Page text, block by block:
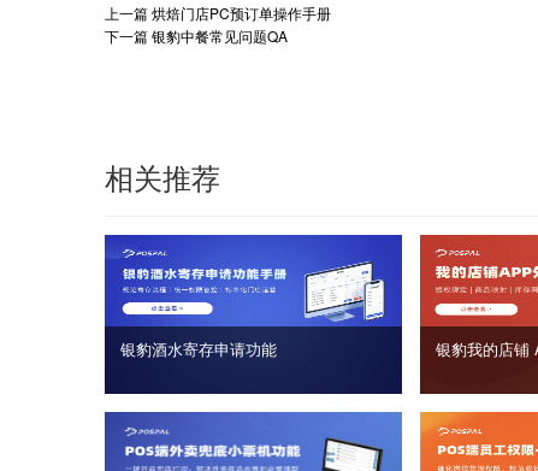
上一篇烘焙门店PC预订单操作手册
下一篇银豹中餐常见问题QA
相关推荐
银豹酒水寄存申请功能 银豹我的店铺